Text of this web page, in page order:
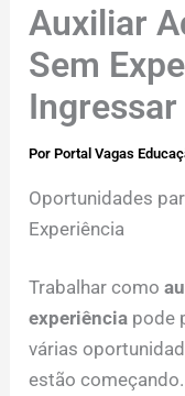
Auxiliar
Sem
PorPortal Vagas
Oportunidades
Experiência
Trabalhar como
experiência pode
várias
estão